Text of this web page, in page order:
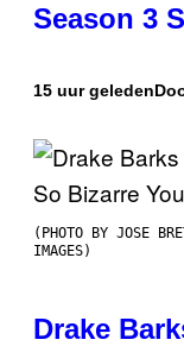
Season 3
15 uur geleden
(PHOTO BY JOSE
IMAGES)
Drake